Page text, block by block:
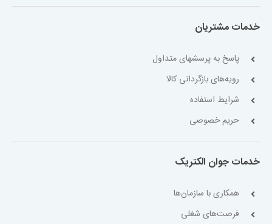
خدمات مشتریان
پاسخ به پرسشهای متداول
رویه‌های بازگردانی کالا
شرایط استفاده
حریم خصوصی
خدمات جوان الکتریک
همکاری با سازمان‌ها
فرصت‌های شغلی